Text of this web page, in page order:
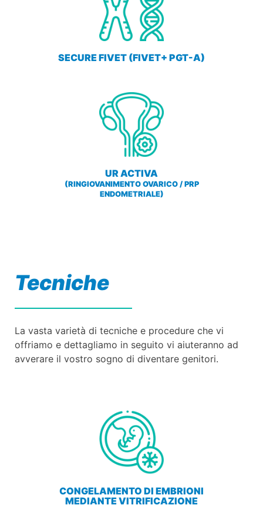
SECURE FIVET (FIVET+ PGT-A)
UR ACTIVA
(RINGIOVANIMENTO OVARICO / PRP
ENDOMETRIALE)
Tecniche
La vasta varietà di tecniche e procedure che vi
offriamo e dettagliamo in seguito vi aiuteranno ad
avverare il vostro sogno di diventare genitori.
CONGELAMENTO DI EMBRIONI
MEDIANTE VITRIFICAZIONE